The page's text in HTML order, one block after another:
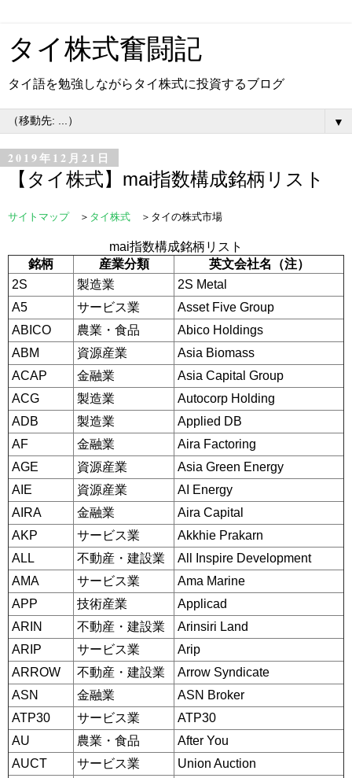
タイ株式奮闘記
タイ語を勉強しながらタイ株式に投資するブログ
▼
2019年12月21日
【タイ株式】mai指数構成銘柄リスト
サイトマップ＞ タイ株式 ＞タイの株式市場
mai指数構成銘柄リスト
銘柄
産業分類
英文会社名（注）
2S
製造業
2S Metal
A5
サービス業
Asset Five Group
ABICO
農業・食品
Abico Holdings
ABM
資源産業
Asia Biomass
ACAP
金融業
Asia Capital Group
ACG
製造業
Autocorp Holding
ADB
製造業
Applied DB
AF
金融業
Aira Factoring
AGE
資源産業
Asia Green Energy
AIE
資源産業
AI Energy
AIRA
金融業
Aira Capital
AKP
サービス業
Akkhie Prakarn
ALL
不動産・建設業
All Inspire Development
AMA
サービス業
Ama Marine
APP
技術産業
Applicad
ARIN
不動産・建設業
Arinsiri Land
ARIP
サービス業
Arip
ARROW
不動産・建設業
Arrow Syndicate
ASN
金融業
ASN Broker
ATP30
サービス業
ATP30
AU
農業・食品
After You
AUCT
サービス業
Union Auction